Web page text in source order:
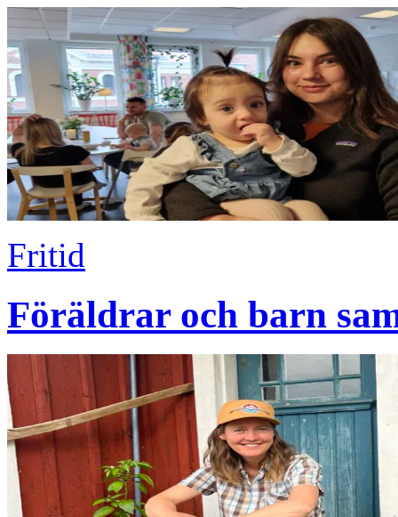
Fritid
Föräldrar och barn